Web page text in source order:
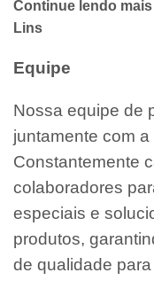
Continue lendo
Lins
Equipe
Nossa equipe de
juntamente com
Constantemente
colaboradores
especiais e
produtos,
de qualidade